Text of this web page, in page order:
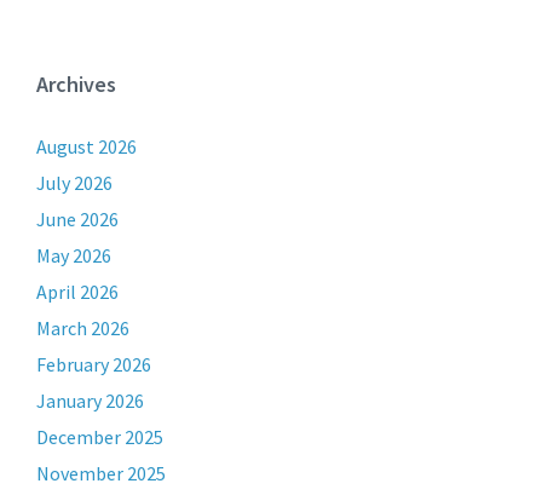
Archives
August 2026
July 2026
June 2026
May 2026
April 2026
March 2026
February 2026
January 2026
December 2025
November 2025